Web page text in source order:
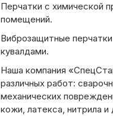
Перчатки с химической
помещений.
Виброзащитные
кувалдами.
Наша компания
различных работ:
механических
кожи, латекса, нитрила